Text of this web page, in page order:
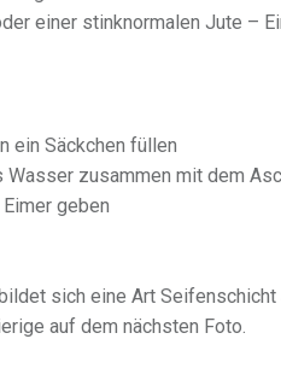
einer stinknormalen Jute –
ein Säckchen füllen
Wasser zusammen mit dem
geben
sich eine Art Seifenschicht
auf dem nächsten Foto.